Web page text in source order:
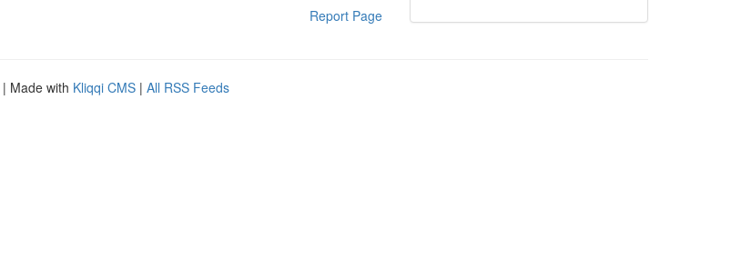
Report Page
| Made with Kliqqi CMS | All RSS Feeds